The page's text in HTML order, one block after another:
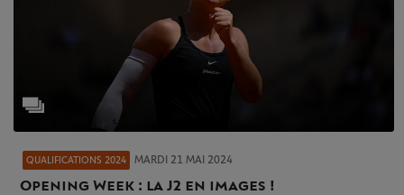
QUALIFICATIONS 2024 MARDI 21 MAI 2024
Opening Week : la J2 en images !